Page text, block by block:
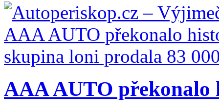
AAA AUTO